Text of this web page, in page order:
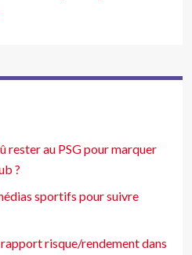
rester au PSG pour marquer
?
sportifs pour suivre
risque/rendement dans